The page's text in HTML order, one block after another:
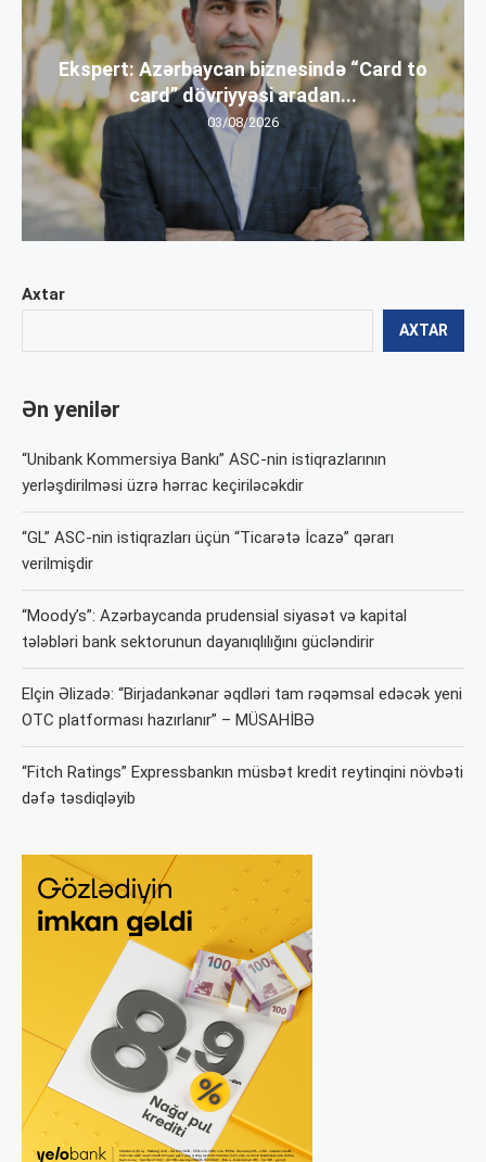
Axtar
AXTAR
Ən yenilər
“Unibank Kommersiya Bankı” ASC-nin istiqrazlarının
yerləşdirilməsi üzrə hərrac keçiriləcəkdir
“GL” ASC-nin istiqrazları üçün “Ticarətə İcazə” qərarı
verilmişdir
“Moody’s”: Azərbaycanda prudensial siyasət və kapital
tələbləri bank sektorunun dayanıqlılığını gücləndirir
Elçin Əlizadə: “Birjadankənar əqdləri tam rəqəmsal edəcək yeni
OTC platforması hazırlanır” – MÜSAHİBƏ
“Fitch Ratings” Expressbankın müsbət kredit reytinqini növbəti
dəfə təsdiqləyib
Ekspert: Azərbaycan biznesində “Card to
card” dövriyyəsi aradan...
03/08/2026